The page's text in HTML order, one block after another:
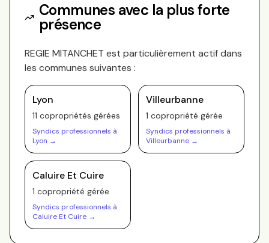
Communes avec la plus forte
présence
REGIE MITANCHET est particulièrement actif dans
les communes suivantes :
Lyon
11 copropriétés gérées
Syndics professionnels à
Lyon →
Villeurbanne
1 copropriété gérée
Syndics professionnels à
Villeurbanne →
Caluire Et Cuire
1 copropriété gérée
Syndics professionnels à
Caluire Et Cuire →